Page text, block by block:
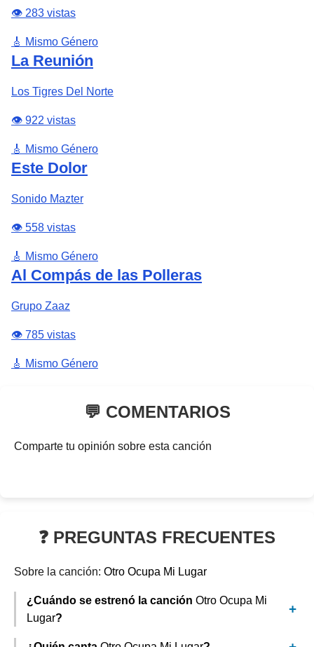
👁️ 283 vistas
🎸 Mismo Género
La Reunión
Los Tigres Del Norte
👁️ 922 vistas
🎸 Mismo Género
Este Dolor
Sonido Mazter
👁️ 558 vistas
🎸 Mismo Género
Al Compás de las Polleras
Grupo Zaaz
👁️ 785 vistas
🎸 Mismo Género
💬 COMENTARIOS
Comparte tu opinión sobre esta canción
❓ PREGUNTAS FRECUENTES
Sobre la canción: Otro Ocupa Mi Lugar
¿Cuándo se estrenó la canción Otro Ocupa Mi
Lugar?